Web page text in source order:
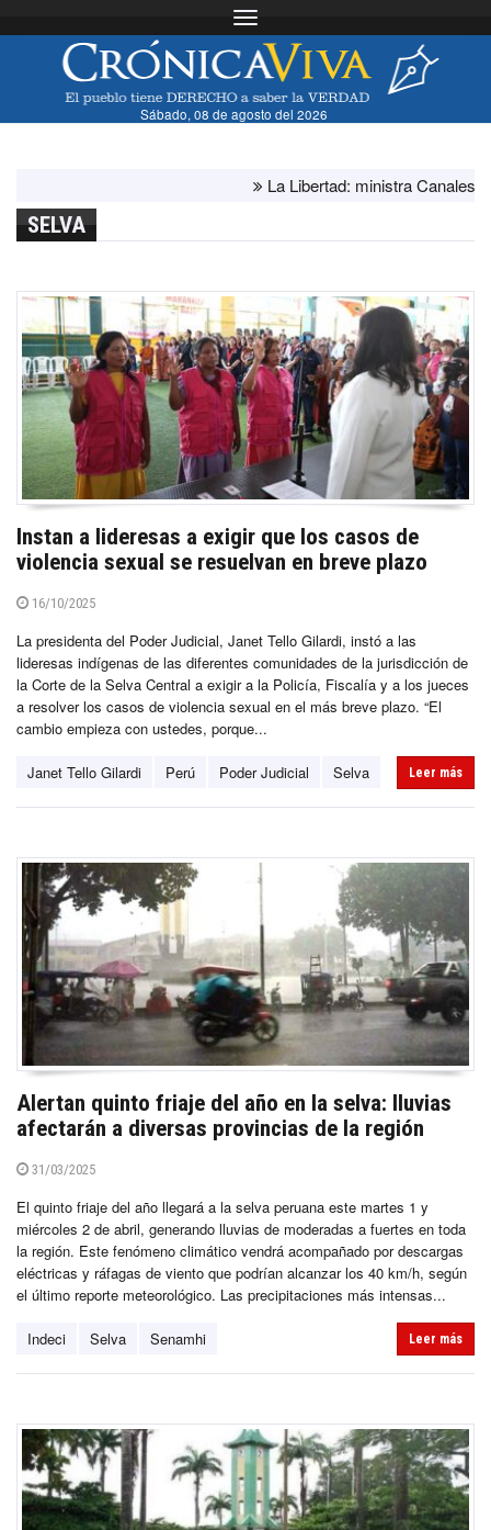
Toggle navigation
Sábado, 08 de agosto del 2026
La Libertad: ministra Canales
SELVA
Instan a lideresas a exigir que los casos de
violencia sexual se resuelvan en breve plazo
16/10/2025
La presidenta del Poder Judicial, Janet Tello Gilardi, instó a las
lideresas indígenas de las diferentes comunidades de la jurisdicción de
la Corte de la Selva Central a exigir a la Policía, Fiscalía y a los jueces
a resolver los casos de violencia sexual en el más breve plazo. “El
cambio empieza con ustedes, porque...
Janet Tello Gilardi Perú Poder Judicial Selva Leer más
Alertan quinto friaje del año en la selva: lluvias
afectarán a diversas provincias de la región
31/03/2025
El quinto friaje del año llegará a la selva peruana este martes 1 y
miércoles 2 de abril, generando lluvias de moderadas a fuertes en toda
la región. Este fenómeno climático vendrá acompañado por descargas
eléctricas y ráfagas de viento que podrían alcanzar los 40 km/h, según
el último reporte meteorológico. Las precipitaciones más intensas...
Indeci Selva Senamhi Leer más